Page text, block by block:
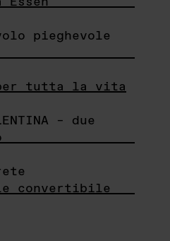
pieghevole
per tutta la vita
– due
convertibile